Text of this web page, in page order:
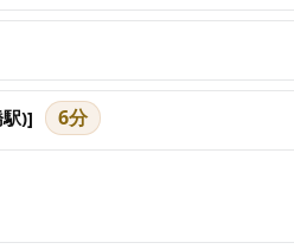
)] 6分